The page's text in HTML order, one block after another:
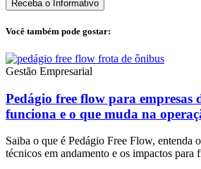
Receba o Informativo
Você também pode gostar:
Gestão Empresarial
Pedágio free flow para empresas
funciona e o que muda na
Saiba o que é Pedágio Free Flow, entenda
técnicos em andamento e os impactos para